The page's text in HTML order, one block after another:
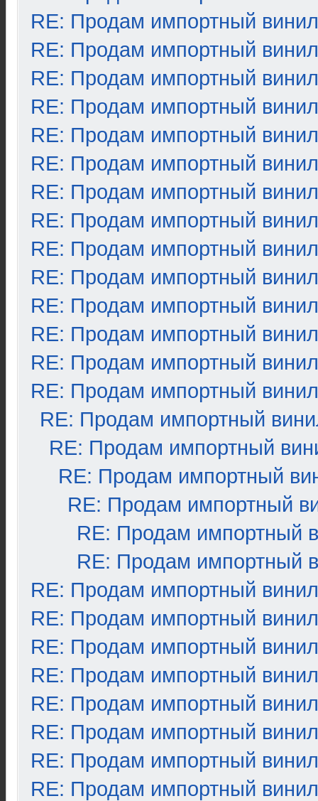
RE: Продам импортный винил
RE: Продам импортный винил
RE: Продам импортный винил
RE: Продам импортный винил
RE: Продам импортный винил
RE: Продам импортный винил
RE: Продам импортный винил
RE: Продам импортный винил
RE: Продам импортный винил
RE: Продам импортный винил
RE: Продам импортный винил
RE: Продам импортный винил
RE: Продам импортный винил
RE: Продам импортный винил
RE: Продам импортный
RE: Продам импортный
RE: Продам импортный
RE: Продам импортный
RE: Продам импортный
RE: Продам импортный
RE: Продам импортный винил
RE: Продам импортный винил
RE: Продам импортный винил
RE: Продам импортный винил
RE: Продам импортный винил
RE: Продам импортный винил
RE: Продам импортный винил
RE: Продам импортный винил